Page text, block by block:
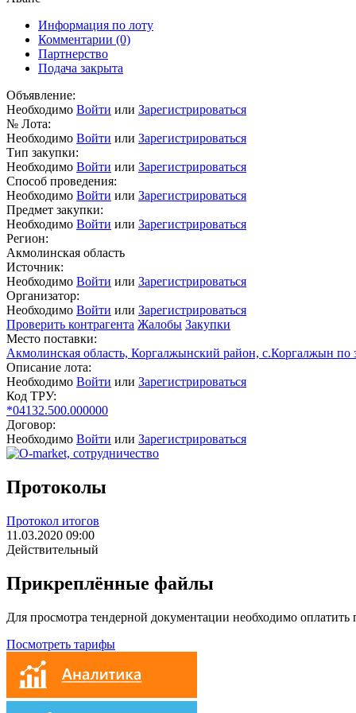
Информация по лоту
Комментарии (0)
Партнерство
Подача закрыта
Объявление:
Необходимо Войти или Зарегистрироваться
№ Лота:
Необходимо Войти или Зарегистрироваться
Тип закупки:
Необходимо Войти или Зарегистрироваться
Способ проведения:
Необходимо Войти или Зарегистрироваться
Предмет закупки:
Необходимо Войти или Зарегистрироваться
Регион:
Акмолинская область
Источник:
Необходимо Войти или Зарегистрироваться
Организатор:
Необходимо Войти или Зарегистрироваться
Проверить контрагента Жалобы Закупки
Место поставки:
Акмолинская область, Коргалжынский район, с.Коргалжын по
Описание лота:
Необходимо Войти или Зарегистрироваться
Код ТРУ:
*04132.500.000000
Договор:
Необходимо Войти или Зарегистрироваться
Протоколы
Протокол итогов
11.03.2020 09:00
Действительный
Прикреплённые файлы
Для просмотра тендерной документации необходимо оплатить
Посмотреть тарифы